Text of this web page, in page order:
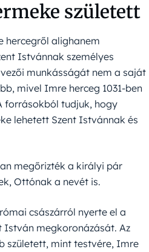
született
hercegről alighanem
Istvánnak személyes
munkásságát nem a saját
mivel Imre herceg 1031-ben
forrásokból tudjuk, hogy
lehetett Szent Istvánnak és
megőrizték a királyi pár
Ottónak a nevét is.
császárról nyerte el a
megkoronázását. Az
született, mint testvére, Imre